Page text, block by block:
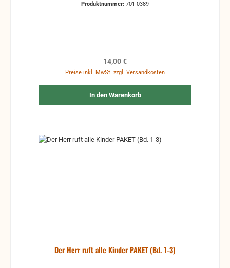
Produktnummer: 701-0389
Regulärer Preis:
14,00 €
Preise inkl. MwSt. zzgl. Versandkosten
In den Warenkorb
Der Herr ruft alle Kinder PAKET (Bd. 1-3)